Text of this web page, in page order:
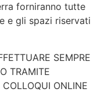
forniranno tutte
e gli spazi riservati
SEMPRE
TRAMITE
COLLOQUI ONLINE